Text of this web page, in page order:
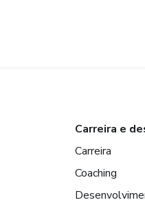
Carreira e
Carreira
Coaching